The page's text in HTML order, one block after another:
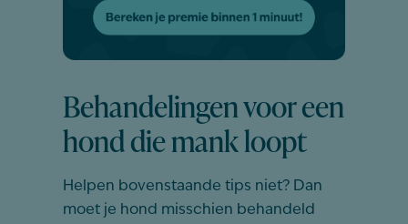
Behandelingen voor een
hond die mank loopt
Helpen bovenstaande tips niet? Dan
moet je hond misschien behandeld